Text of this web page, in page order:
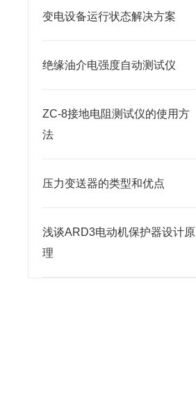
变电设备运行状态解决方案
绝缘油介电强度自动测试仪
ZC-8接地电阻测试仪的使用方
法
压力变送器的类型和优点
浅谈ARD3电动机保护器设计原
理